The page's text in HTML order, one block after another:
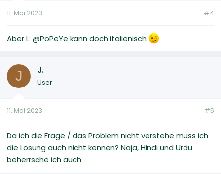
11. Mai 2023 #4
Aber L: @PoPeYe kann doch italienisch
J J.
User
11. Mai 2023 #5
Da ich die Frage / das Problem nicht verstehe muss ich
die Lösung auch nicht kennen? Naja, Hindi und Urdu
beherrsche ich auch